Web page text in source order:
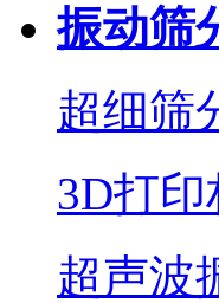
振动筛
超细筛
3D打
超声波